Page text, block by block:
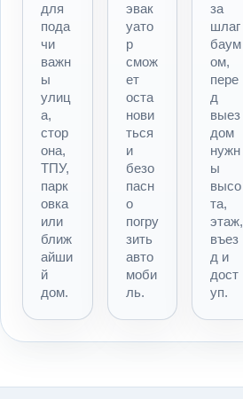
для
пода
чи
важн
ы
улиц
а,
стор
она,
ТПУ,
парк
овка
или
ближ
айши
й
дом.
эвак
уато
р
смож
ет
оста
нови
ться
и
безо
пасн
о
погру
зить
авто
моби
ль.
за
шлаг
баум
ом,
пере
д
выез
дом
нужн
ы
высо
та,
этаж,
въез
д и
дост
уп.